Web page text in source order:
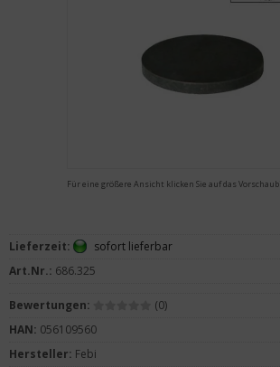
Für eine größere Ansicht klicken Sie auf das
Lieferzeit:
sofort lieferbar
Art.Nr.: 686.325
Bewertungen:
(0)
HAN: 056109560
Hersteller: Febi